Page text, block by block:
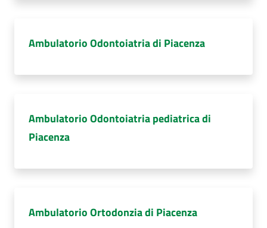
Ambulatorio Odontoiatria di Piacenza
Ambulatorio Odontoiatria pediatrica di
Piacenza
Ambulatorio Ortodonzia di Piacenza